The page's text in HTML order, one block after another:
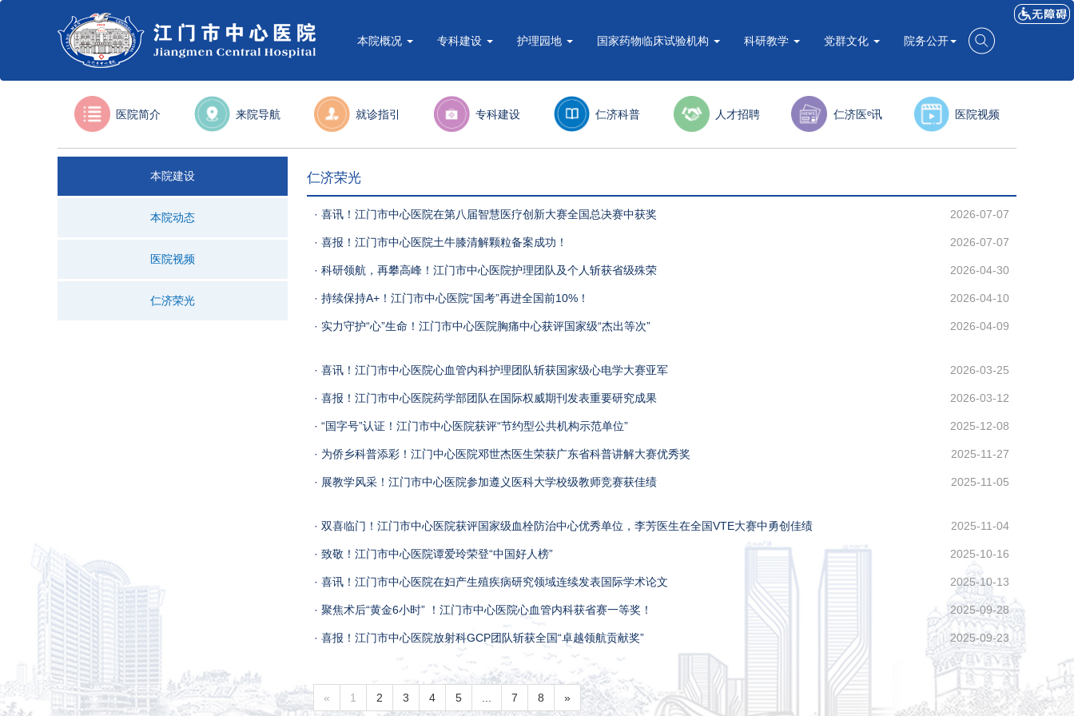
本院概况 专科建设 护理园地 国家药物临床试验机构 科研教学 党群文化 院务公开
医院简介 来院导航 就诊指引 专科建设 仁济科普 人才招聘 仁济医ᵉ讯 医院视频
本院建设
本院动态
医院视频
仁济荣光
仁济荣光
· 喜讯！江门市中心医院在第八届智慧医疗创新大赛全国总决赛中获奖 2026-07-07
· 喜报！江门市中心医院土牛膝清解颗粒备案成功！ 2026-07-07
· 科研领航，再攀高峰！江门市中心医院护理团队及个人斩获省级殊荣 2026-04-30
· 持续保持A+！江门市中心医院“国考”再进全国前10%！ 2026-04-10
· 实力守护“心”生命！江门市中心医院胸痛中心获评国家级“杰出等次” 2026-04-09
· 喜讯！江门市中心医院心血管内科护理团队斩获国家级心电学大赛亚军 2026-03-25
· 喜报！江门市中心医院药学部团队在国际权威期刊发表重要研究成果 2026-03-12
· “国字号”认证！江门市中心医院获评“节约型公共机构示范单位” 2025-12-08
· 为侨乡科普添彩！江门中心医院邓世杰医生荣获广东省科普讲解大赛优秀奖 2025-11-27
· 展教学风采！江门市中心医院参加遵义医科大学校级教师竞赛获佳绩 2025-11-05
· 双喜临门！江门市中心医院获评国家级血栓防治中心优秀单位，李芳医生在全国VTE大赛中勇创佳绩 2025-11-04
· 致敬！江门市中心医院谭爱玲荣登“中国好人榜” 2025-10-16
· 喜讯！江门市中心医院在妇产生殖疾病研究领域连续发表国际学术论文 2025-10-13
· 聚焦术后“黄金6小时” ！江门市中心医院心血管内科获省赛一等奖！ 2025-09-28
· 喜报！江门市中心医院放射科GCP团队斩获全国“卓越领航贡献奖” 2025-09-23
« 1 2 3 4 5 7 8 »